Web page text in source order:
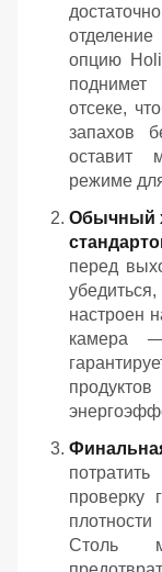
опцию
отсеке,
запахов
оставит
режиме
Обычный
перед
настроен
камера
проверку
Столь